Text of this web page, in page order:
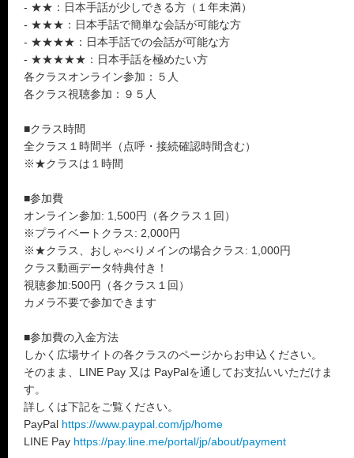
- ★★：日本手話が少しできる方（１年未満）
- ★★★：日本手話で簡単な会話が可能な方
- ★★★★：日本手話での会話が可能な方
- ★★★★★：日本手話を極めたい方
各クラスオンライン参加：５人
各クラス視聴参加：９５人
■クラス時間
全クラス１時間半（点呼・接続確認時間含む）
※★クラスは１時間
■参加費
オンライン参加: 1,500円（各クラス１回）
※プライベートクラス: 2,000円
※★クラス、おしゃべりメインの場合クラス: 1,000円
クラス動画データ特典付き！
視聴参加:500円（各クラス１回）
カメラ不要で参加できます
■参加費の入金方法
しかく広場サイトの各クラスのページからお申込ください。
そのまま、LINE Pay 又は PayPalを通してお支払いいただけま
す。
詳しくは下記をご覧ください。
PayPal https://www.paypal.com/jp/home
LINE Pay https://pay.line.me/portal/jp/about/payment